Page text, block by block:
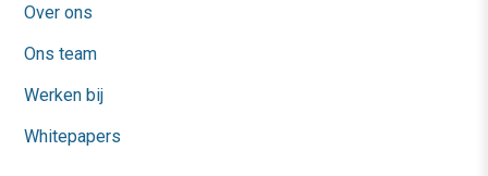
Over ons
Ons team
Werken bij
Whitepapers